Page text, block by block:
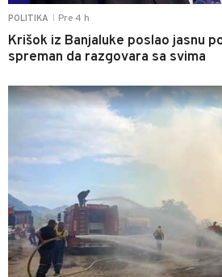
POLITIKA Pre 4 h
Krišok iz Banjaluke poslao jasnu
spreman da razgovara sa svima